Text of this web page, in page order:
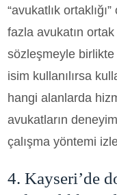
“avukatlık
fazla avukatın
sözleşmeyle birlikte
isim kullanılırsa
hangi alanlarda
avukatların
çalışma yöntemi
4. Kayseri’de